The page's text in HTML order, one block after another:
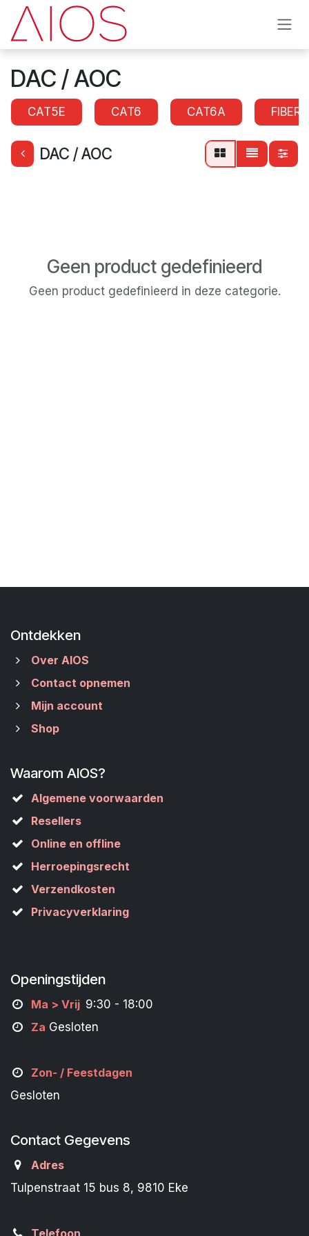
Overslaan naar inhoud
DAC / AOC
CAT5E CAT6 CAT6A FIBER
DAC / AOC
Geen product gedefinieerd
Geen product gedefinieerd in deze categorie.
Ontdekken
Over AIOS
Contact opnemen
Mijn account
Shop
Waarom AIOS?
Algemene voorwaarden
Resellers
Online en offline
Herroepingsrecht
Verzendkosten
Privacyverklaring
Openingstijden
Ma > Vrij 9:30 - 18:00
Za Gesloten
Zon- / Feestdagen
Gesloten
Contact Gegevens
Adres
Tulpenstraat 15 bus 8, 9810 Eke
Telefoon